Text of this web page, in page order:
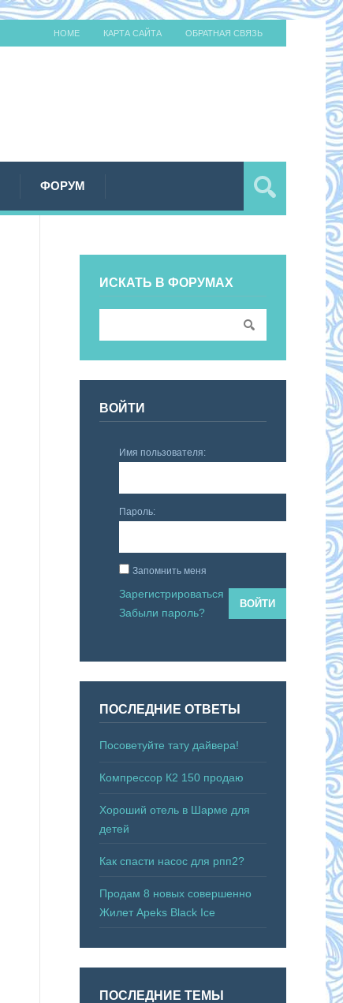
HOME КАРТА САЙТА ОБРАТНАЯ СВЯЗЬ
ФОРУМ
ИСКАТЬ В ФОРУМАХ
ВОЙТИ
Имя пользователя:
Пароль:
Запомнить меня
ВОЙТИ
Зарегистрироваться
Забыли пароль?
ПОСЛЕДНИЕ ОТВЕТЫ
Посоветуйте тату дайвера!
Компрессор К2 150 продаю
Хороший отель в Шарме для
детей
Как спасти насос для рпп2?
Продам 8 новых совершенно
Жилет Apeks Black Ice
ПОСЛЕДНИЕ ТЕМЫ